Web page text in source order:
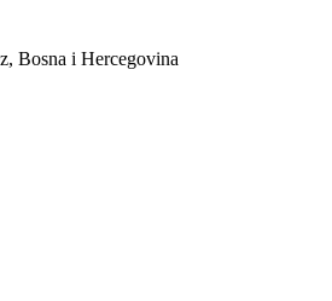
Bosna i Hercegovina